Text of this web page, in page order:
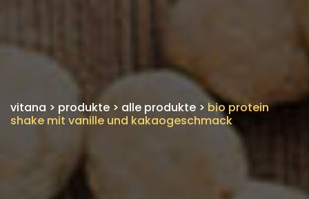
vitana > produkte > alle produkte > bio protein
shake mit vanille und kakaogeschmack